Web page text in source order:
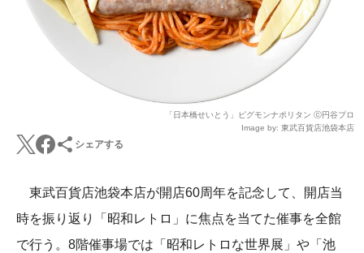
「日本橋せいとう」ピグモンナポリタン ⓒ円谷プロ
Image by: 東武百貨店池袋本店
シェアする
東武百貨店池袋本店が開店60周年を記念して、開店当
時を振り返り「昭和レトロ」に焦点を当てた催事を全館
で行う。8階催事場では「昭和レトロな世界展」や「池